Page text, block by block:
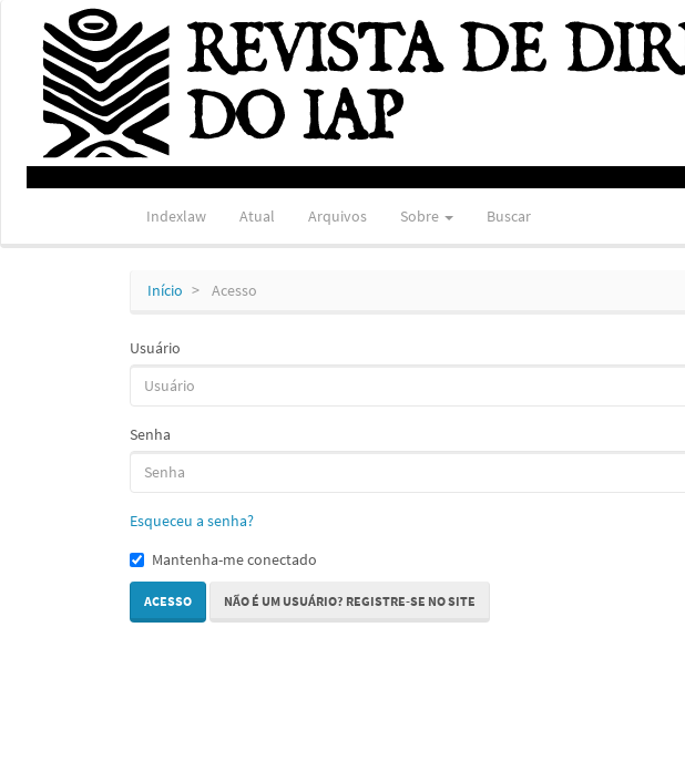
Navegação
Principal
Conteúdo
principal
Barra
Lateral
Indexlaw Atual Arquivos Sobre Buscar
Início Acesso
Usuário
Senha
Esqueceu a senha?
Mantenha-me conectado
ACESSO NÃO É UM USUÁRIO? REGISTRE-SE NO SITE